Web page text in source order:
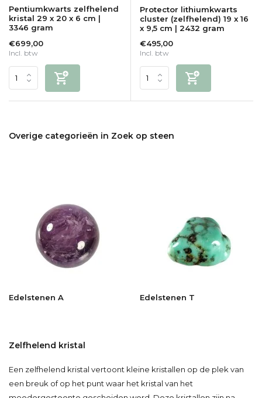
Pentiumkwarts zelfhelend
kristal 29 x 20 x 6 cm |
3346 gram
€699,00
Incl. btw
Protector lithiumkwarts
cluster (zelfhelend) 19 x 16
x 9,5 cm | 2432 gram
€495,00
Incl. btw
Overige categorieën in Zoek op steen
Edelstenen A Edelstenen T
Zelfhelend kristal
Een zelfhelend kristal vertoont kleine kristallen op de plek van
een breuk of op het punt waar het kristal van het